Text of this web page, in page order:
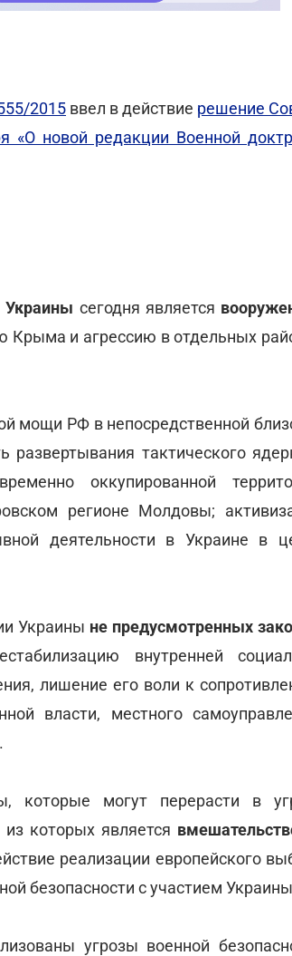
2015 ввел в действие решение
«О новой редакции Военной
Украины сегодня является
Крыма и агрессию в отдельных
мощи РФ в непосредственной
развертывания тактического
оккупированной
регионе Молдовы;
деятельности в Украине в
Украины не предусмотренных
внутренней
лишение его воли к
власти, местного
которые могут перерасти в
которых является
реализации европейского
безопасности с участием
угрозы военной